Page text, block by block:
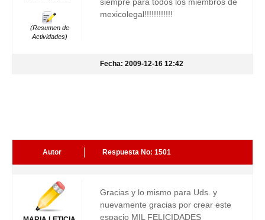
(Resumen de
Actividades)
mexicolegal!!!!!!!!!!!!
Fecha: 2009-12-16 12:42
Autor Respuesta No: 1501
Gracias y lo mismo para Uds. y
nuevamente gracias por crear este
espacio MIL FELICIDADES